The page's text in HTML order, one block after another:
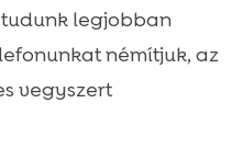
legjobban
némítjuk, az
vegyszert